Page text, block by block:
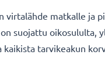
virtalähde matkalle ja
suojattu oikosululta,
kaikista tarvikeakun